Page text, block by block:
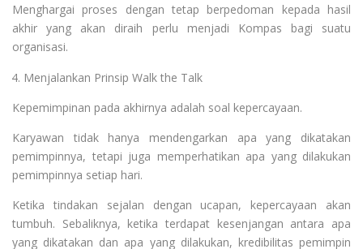
Menghargai proses dengan tetap berpedoman kepada hasil
akhir yang akan diraih perlu menjadi Kompas bagi suatu
organisasi.
Menjalankan Prinsip Walk the Talk
Kepemimpinan pada akhirnya adalah soal kepercayaan.
Karyawan tidak hanya mendengarkan apa yang dikatakan
pemimpinnya, tetapi juga memperhatikan apa yang dilakukan
pemimpinnya setiap hari.
Ketika tindakan sejalan dengan ucapan, kepercayaan akan
tumbuh. Sebaliknya, ketika terdapat kesenjangan antara apa
yang dikatakan dan apa yang dilakukan, kredibilitas pemimpin